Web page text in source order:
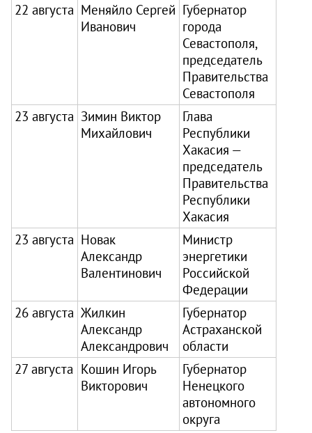
22 августа Меняйло Сергей
Иванович
Губернатор
города
Севастополя,
председатель
Правительства
Севастополя
23 августа Зимин Виктор
Михайлович
Глава
Республики
Хакасия —
председатель
Правительства
Республики
Хакасия
23 августа Новак
Александр
Валентинович
Министр
энергетики
Российской
Федерации
26 августа Жилкин
Александр
Александрович
Губернатор
Астраханской
области
27 августа Кошин Игорь
Викторович
Губернатор
Ненецкого
автономного
округа